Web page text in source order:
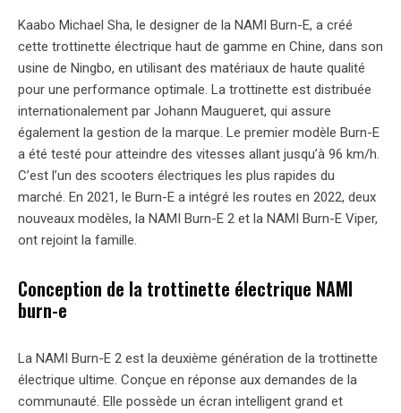
Kaabo Michael Sha, le designer de la NAMI Burn-E, a créé
cette trottinette électrique haut de gamme en Chine, dans son
usine de Ningbo, en utilisant des matériaux de haute qualité
pour une performance optimale. La trottinette est distribuée
internationalement par Johann Maugueret, qui assure
également la gestion de la marque. Le premier modèle Burn-E
a été testé pour atteindre des vitesses allant jusqu’à 96 km/h.
C’est l’un des scooters électriques les plus rapides du
marché. En 2021, le Burn-E a intégré les routes en 2022, deux
nouveaux modèles, la NAMI Burn-E 2 et la NAMI Burn-E Viper,
ont rejoint la famille.
Conception de la trottinette électrique NAMI
burn-e
La NAMI Burn-E 2 est la deuxième génération de la trottinette
électrique ultime. Conçue en réponse aux demandes de la
communauté. Elle possède un écran intelligent grand et